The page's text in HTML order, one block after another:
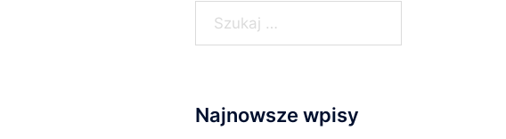
Najnowsze wpisy